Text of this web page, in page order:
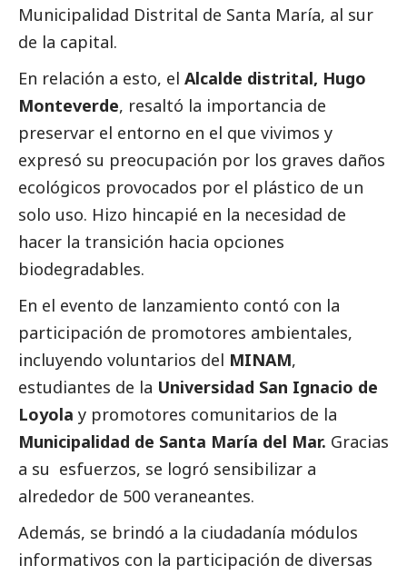
Municipalidad Distrital de Santa María, al sur
de la capital.
En relación a esto, el Alcalde distrital, Hugo
Monteverde, resaltó la importancia de
preservar el entorno en el que vivimos y
expresó su preocupación por los graves daños
ecológicos provocados por el plástico de un
solo uso. Hizo hincapié en la necesidad de
hacer la transición hacia opciones
biodegradables.
En el evento de lanzamiento contó con la
participación de promotores ambientales,
incluyendo voluntarios del MINAM,
estudiantes de la Universidad San Ignacio de
Loyola y promotores comunitarios de la
Municipalidad de Santa María del Mar. Gracias
a su esfuerzos, se logró sensibilizar a
alrededor de 500 veraneantes.
Además, se brindó a la ciudadanía módulos
informativos con la participación de diversas